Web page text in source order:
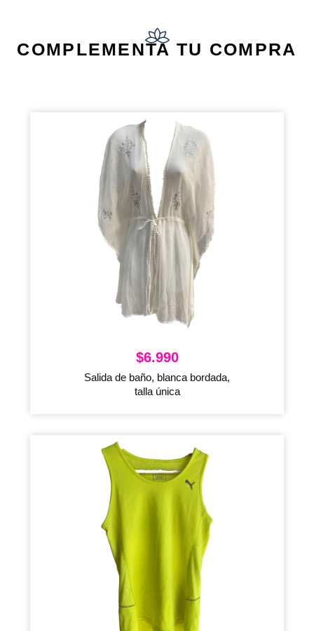
COMPLEMENTA TU COMPRA
$6.990
Salida de baño, blanca bordada,
talla única